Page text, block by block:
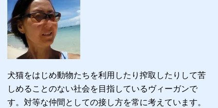
犬猫をはじめ動物たちを利用したり搾取したりして苦
しめることのない社会を目指しているヴィーガンで
す。対等な仲間としての接し方を常に考えています。